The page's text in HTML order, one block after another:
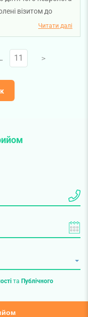
візитом до
Читати далі
11 V
та Публічного